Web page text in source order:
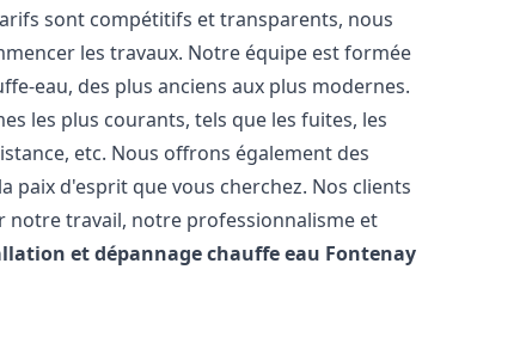
sont compétitifs et transparents, nous
les travaux. Notre équipe est formée
eau, des plus anciens aux plus modernes.
les plus courants, tels que les fuites, les
etc. Nous offrons également des
paix d'esprit que vous cherchez. Nos clients
notre travail, notre professionnalisme et
et dépannage chauffe eau Fontenay